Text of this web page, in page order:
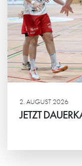
2. AUGUST 2026
JETZT